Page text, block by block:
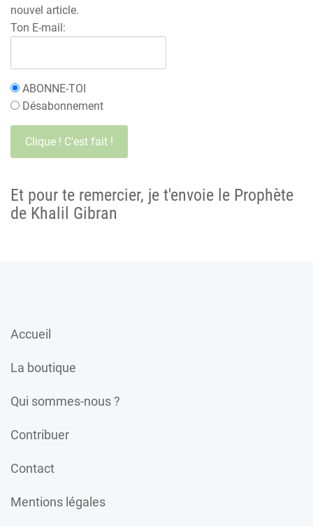
nouvel article.
Ton E-mail:
ABONNE-TOI
Désabonnement
Et pour te remercier, je t'envoie le Prophète
de Khalil Gibran
Accueil
La boutique
Qui sommes-nous ?
Contribuer
Contact
Mentions légales